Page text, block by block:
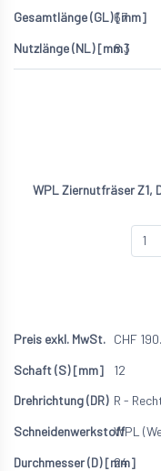
67
8.3
WPL Ziernutfräser Z1,
CHF
12
R -
WPL
24